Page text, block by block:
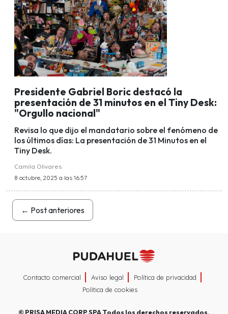
Presidente Gabriel Boric destacó la
presentación de 31 minutos en el Tiny Desk:
"Orgullo nacional"
Revisa lo que dijo el mandatario sobre el fenómeno de
los últimos días: La presentación de 31 Minutos en el
Tiny Desk.
Camila Olivares
8 octubre, 2025 a las 16:57
← Post anteriores
Contacto comercial Aviso legal
Política de privacidad
Política de cookies
© PRISA MEDIA CORP SPATodos los derechos reservados.